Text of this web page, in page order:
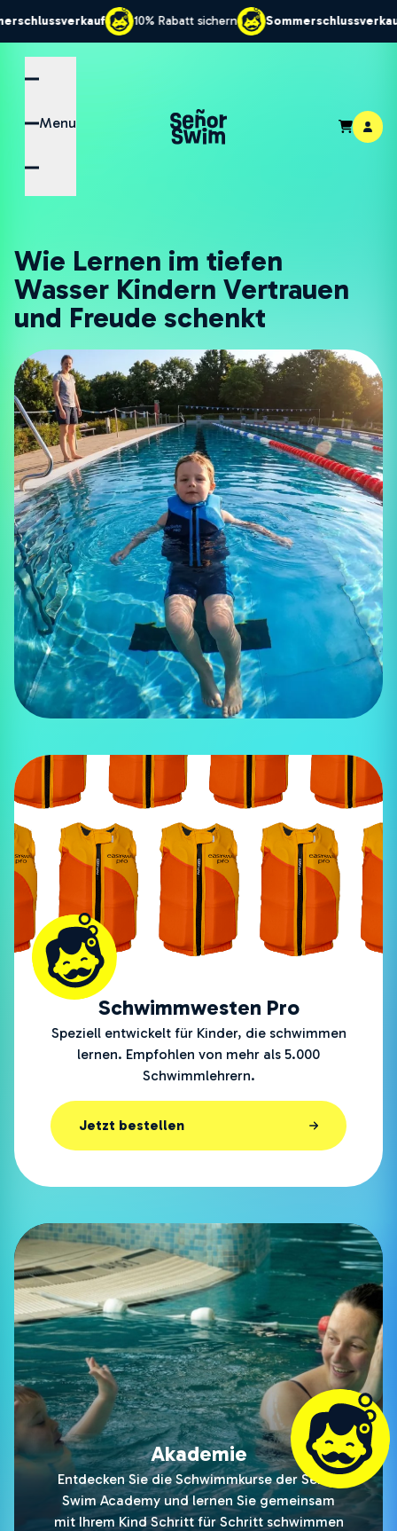
10% Rabatt sichern Sommerschlussverkauf
Menu
Wie Lernen im tiefen
Wasser Kindern Vertrauen
und Freude schenkt
Schwimmwesten Pro
Speziell entwickelt für Kinder, die schwimmen
lernen. Empfohlen von mehr als 5.000
Schwimmlehrern.
Jetzt bestellen
Akademie
Entdecken Sie die Schwimmkurse der Señor
Swim Academy und lernen Sie gemeinsam
mit Ihrem Kind Schritt für Schritt schwimmen